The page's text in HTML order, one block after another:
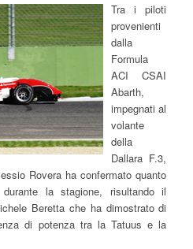
Tra i piloti
provenienti
dalla
Formula
ACI CSAI
Abarth,
impegnati al
volante
della
Dallara F.3,
Rovera ha confermato quanto
la stagione, risultando il
Beretta che ha dimostrato di
di potenza tra la Tatuus e la